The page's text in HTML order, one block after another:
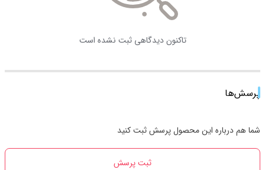
تاکنون دیدگاهی ثبت نشده است
پرسش‌ها
شما هم درباره این محصول پرسش ثبت کنید
ثبت پرسش